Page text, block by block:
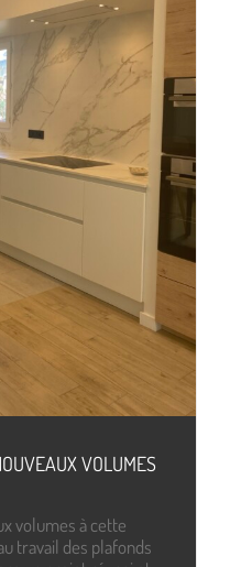
VOLUMES
volumes à cette
travail des plafonds